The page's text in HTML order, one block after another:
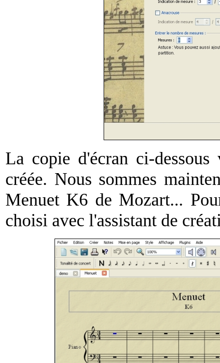
La copie d'écran ci-
créée. Nous sommes
Menuet K6 de Mozart...
choisi avec l'assistant de